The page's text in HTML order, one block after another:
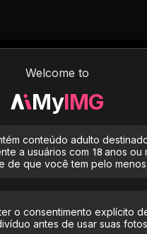
Welcome to
MyIMG
conteúdo adulto
a usuários com 18 anos ou
de que você tem pelo menos
o consentimento explícito
antes de usar suas fotos